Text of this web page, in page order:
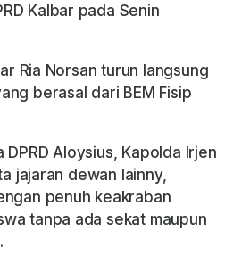
Kalbar pada Senin
Ria Norsan turun langsung
berasal dari BEM Fisip
DPRD Aloysius, Kapolda Irjen
jajaran dewan lainny,
penuh keakraban
tanpa ada sekat maupun